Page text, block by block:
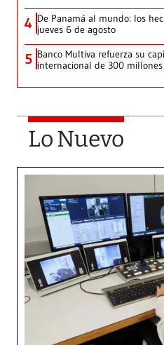
4 De Panamá al mundo: los
jueves 6 de agosto
5 Banco Multiva refuerza su
internacional de 300
Lo Nuevo